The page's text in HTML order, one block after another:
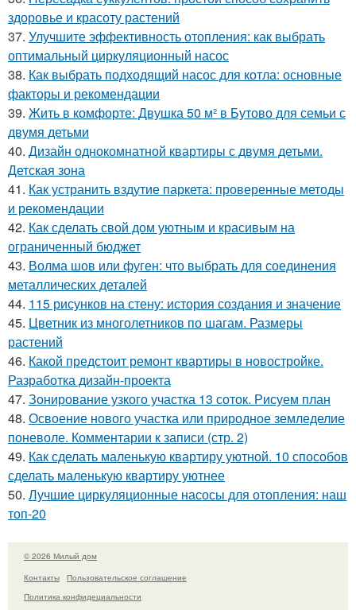
здоровье и красоту растений
37. Улучшите эффективность отопления: как выбрать
оптимальный циркуляционный насос
38. Как выбрать подходящий насос для котла: основные
факторы и рекомендации
39. Жить в комфорте: Двушка 50 м² в Бутово для семьи с
двумя детьми
40. Дизайн однокомнатной квартиры с двумя детьми.
Детская зона
41. Как устранить вздутие паркета: проверенные методы
и рекомендации
42. Как сделать свой дом уютным и красивым на
ограниченный бюджет
43. Волма шов или фуген: что выбрать для соединения
металлических деталей
44. 115 рисунков на стену: история создания и значение
45. Цветник из многолетников по шагам. Размеры
растений
46. Какой предстоит ремонт квартиры в новостройке.
Разработка дизайн-проекта
47. Зонирование узкого участка 13 соток. Рисуем план
48. Освоение нового участка или природное земледелие
поневоле. Комментарии к записи (стр. 2)
49. Как сделать маленькую квартиру уютной. 10 способов
сделать маленькую квартиру уютнее
50. Лучшие циркуляционные насосы для отопления: наш
топ-20
© 2026 Милый дом
Контакты
Пользовательское соглашение
Политика конфидециальности